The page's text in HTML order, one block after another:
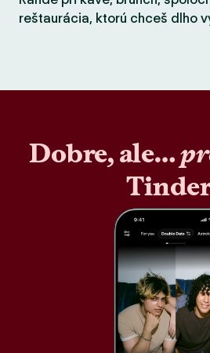
reštaurácia, ktorú chceš dlho
Dobre, ale…